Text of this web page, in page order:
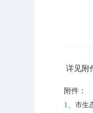
详见附
附件：
1、 市生